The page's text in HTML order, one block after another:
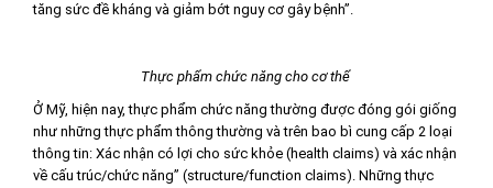
tăng sức đề kháng và giảm bớt nguy cơ gây bệnh”.
Thực phẩm chức năng cho cơ thể
Ở Mỹ, hiện nay, thực phẩm chức năng thường được đóng gói giống
như những thực phẩm thông thường và trên bao bì cung cấp 2 loại
thông tin: Xác nhận có lợi cho sức khỏe (health claims) và xác nhận
về cấu trúc/chức năng” (structure/function claims). Những thực